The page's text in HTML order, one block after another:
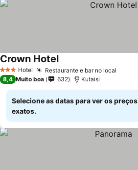
3 EstrelasHotel Restaurante e bar no local
Crown Hotel
8,4 Muito boa 632 Kutaisi
Selecione as datas para ver os preços
exatos.